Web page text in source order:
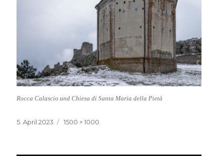
Rocca Calascio und Chiesa di Santa Maria della Pietà
Veröffentlicht
5. April 2023
Volle
1500 × 1000